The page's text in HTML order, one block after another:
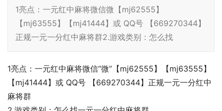
1亮点：一元红中麻将微信微【mj62555】
【mj63555】【mj41444】或 QQ号 【669270344】
正规一元一分红中麻将群2.游戏类别：怎么找
1亮点：一元红中麻将微信“微”【mj62555】【mj63555】
【mj41444】或 QQ号 【669270344】正规一元一分红中
麻将群